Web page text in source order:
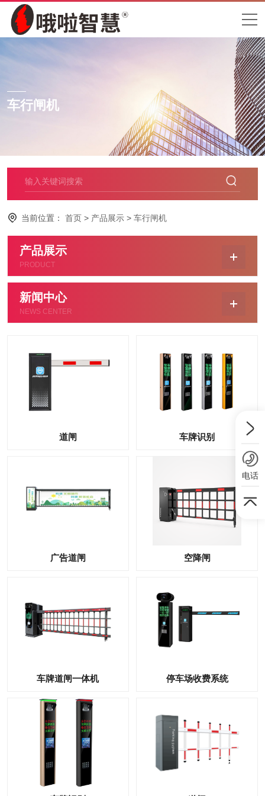
车行闸机
当前位置： 首页 > 产品展示 > 车行闸机
产品展示
PRODUCT
新闻中心
NEWS CENTER
道闸 车牌识别
广告道闸 空降闸
车牌道闸一体机 停车场收费系统
电话